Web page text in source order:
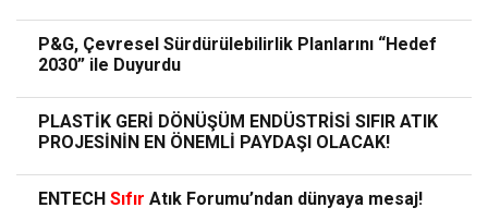
P&G, Çevresel Sürdürülebilirlik Planlarını “Hedef
2030” ile Duyurdu
PLASTİK GERİ DÖNÜŞÜM ENDÜSTRİSİ SIFIR ATIK
PROJESİNİN EN ÖNEMLİ PAYDAŞI OLACAK!
ENTECH Sıfır Atık Forumu’ndan dünyaya mesaj!